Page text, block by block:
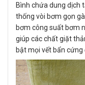
Bình chứa dung dịch
thống vòi bơm gọn
bơm công suất bơm
giúp các chất giặt
bật mọi vết bẩn cứng